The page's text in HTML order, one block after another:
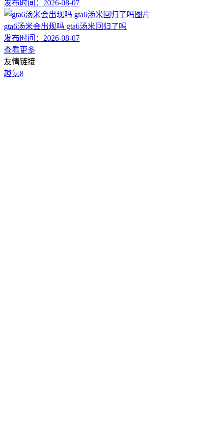
发布时间： 2026-08-07
gta6汤米会出现吗 gta6汤米回归了吗
发布时间： 2026-08-07
查看更多
友情链接
趣氪8